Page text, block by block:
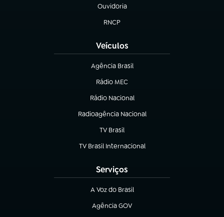
Ouvidoria
(abre em nova aba)
RNCP
(abre em nova aba)
Veículos
Agência Brasil
(abre em nova aba)
Rádio MEC
Rádio Nacional
(abre em nova aba)
Radioagência Nacional
(abre em nova aba)
TV Brasil
(abre em nova aba)
TV Brasil Internacional
(abre em nova aba)
Serviços
A Voz do Brasil
(abre em nova aba)
Agência GOV
(abre em nova aba)